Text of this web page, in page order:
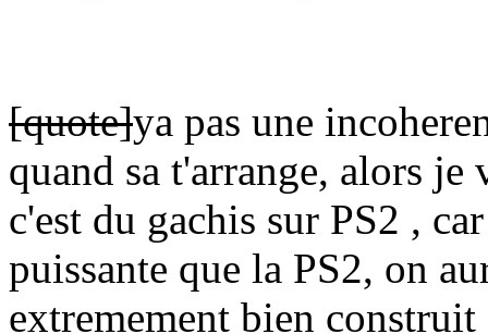
[quote]ya pas une
quand sa t'arrange, alors
c'est du gachis sur PS2 ,
puissante que la PS2, on
extremement bien